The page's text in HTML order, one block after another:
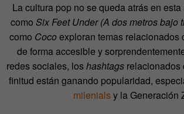
La cultura pop no se queda atrás en
como Six Feet Under (A dos metros bajo
como Cocoexploran temas relacionados
de forma accesible y
redes sociales, loshashtags relacionados
finitud están ganando popularidad,
milenialsy la Generación